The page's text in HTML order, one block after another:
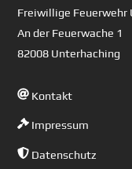
Freiwillige Feuerwehr
An der Feuerwache 1
82008 Unterhaching
Kontakt
Impressum
Datenschutz